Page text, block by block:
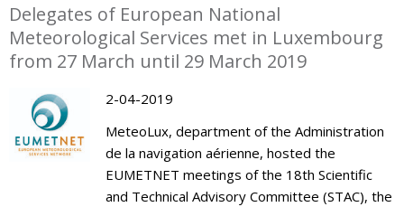
Delegates of European National
Meteorological Services met in Luxembourg
from 27 March until 29 March 2019
2-04-2019
MeteoLux, department of the Administration
de la navigation aérienne, hosted the
EUMETNET meetings of the 18th Scientific
and Technical Advisory Committee (STAC), the